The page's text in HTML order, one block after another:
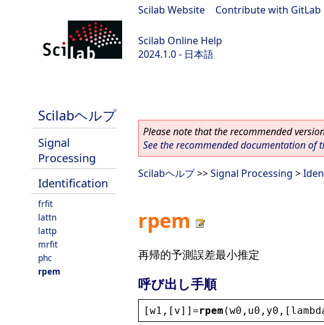
Scilab Website Contribute with GitLab
Scilab Online Help
2024.1.0 - 日本語
Scilabヘルプ
Signal
Processing
Identification
frfit
lattn
lattp
mrfit
phc
rpem
Please note that the recommended
See the recommended documentation of
Scilabヘルプ>>Signal Processing >
rpem
再帰的予測誤差最小推定
呼び出し手順
[w1 ,[ v]]=rpem (w0 , u0 , y0 ,[